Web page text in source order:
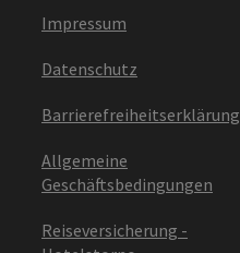
Impressum
Datenschutz
Barrierefreiheitserklärung
Allgemeine
Geschäftsbedingungen
Reiseversicherung -